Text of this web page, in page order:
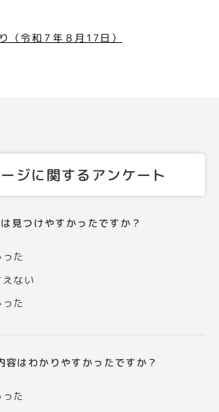
（令和７年８月17日）
ジに関するアンケート
見つけやすかったですか？
た
ない
た
容はわかりやすかったですか？
た